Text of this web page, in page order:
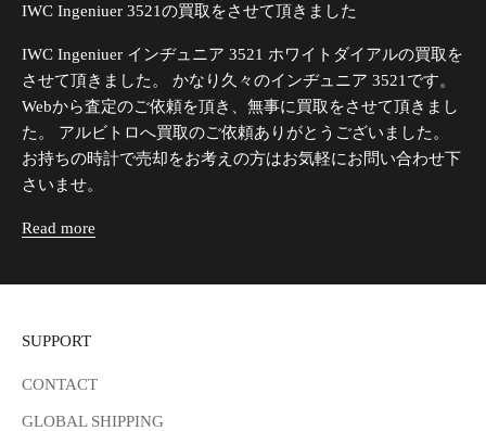
IWC Ingeniuer 3521の買取をさせて頂きました
IWC Ingeniuer インヂュニア 3521 ホワイトダイアルの買取を
させて頂きました。 かなり久々のインヂュニア 3521です。
Webから査定のご依頼を頂き、無事に買取をさせて頂きまし
た。 アルビトロへ買取のご依頼ありがとうございました。
お持ちの時計で売却をお考えの方はお気軽にお問い合わせ下
さいませ。
Read more
SUPPORT
CONTACT
GLOBAL SHIPPING